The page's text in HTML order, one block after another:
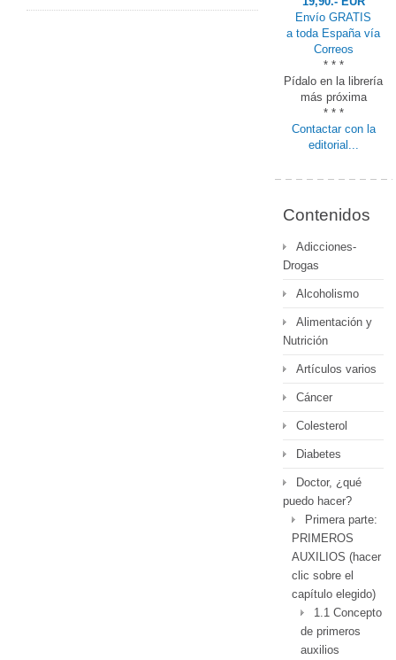
Envío GRATIS
a toda España vía
Correos
* * *
Pídalo en la librería
más próxima
* * *
Contactar con la
editorial...
Contenidos
Adicciones-
Drogas
Alcoholismo
Alimentación y
Nutrición
Artículos varios
Cáncer
Colesterol
Diabetes
Doctor, ¿qué
puedo hacer?
Primera parte:
PRIMEROS
AUXILIOS (hacer
clic sobre el
capítulo elegido)
1.1 Concepto
de primeros
auxilios